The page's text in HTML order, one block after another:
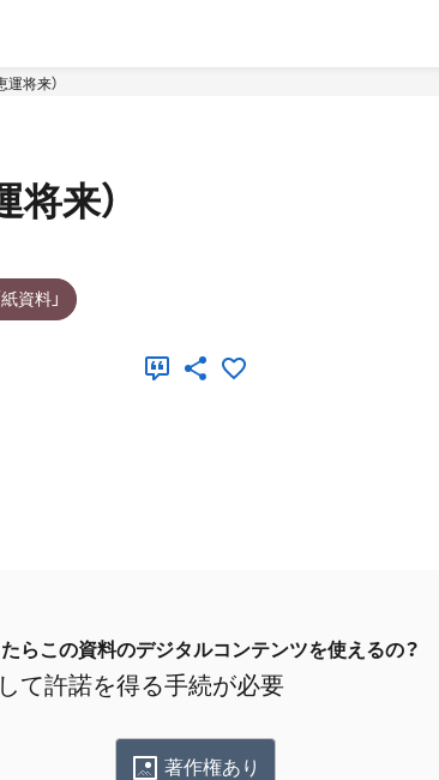
将来）
来）
資料」
らこの資料のデジタルコンテンツを使えるの？
て許諾を得る手続が必要
著作権あり